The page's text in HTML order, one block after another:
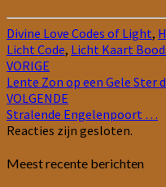
Divine Love Codes of Light,
Licht Code, Licht Kaart
Bericht
navigatie
VORIGE
Lente Zon op een Gele Ster
VOLGENDE
Stralende Engelenpoort …
Reacties zijn gesloten.
Meest recente berichten